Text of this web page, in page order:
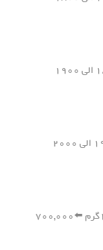
✳️ یونولیت تیرچه کرومیت دومتری/۱۸۰۰ الی ۱۹۰۰
✳️ یونولیت تیرچه کرومیت دو متری/۱۹۰۰ الی ۲۰۰۰
✳️ یونولیت تیرچه بتنی/۱۰۰۰ الی ۱۱۰۰گرم ⬅️۷۰۰,۰۰۰